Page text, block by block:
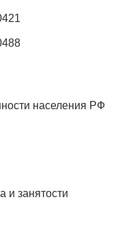
населения РФ
и занятости